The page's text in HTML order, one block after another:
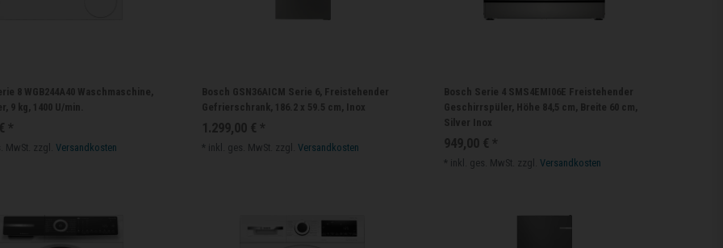
8 WGB244A40 Waschmaschine,
9 kg, 1400 U/min.
*
MwSt. zzgl.Versandkosten
Bosch GSN36AICM Serie 6, Freistehender
Gefrierschrank, 186.2 x 59.5 cm, Inox
1.299,00 € *
* inkl. ges. MwSt. zzgl.Versandkosten
Bosch Serie 4 SMS4EMI06E Freistehender
Geschirrspüler, Höhe 84,5 cm, Breite 60 cm,
Silver Inox
949,00 € *
* inkl. ges. MwSt. zzgl.Versandkosten